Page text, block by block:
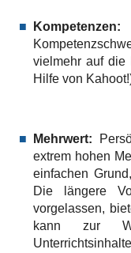
vielmehr auf die
Hilfe von
Mehrwert:
extrem hohen
einfachen
Die längere
vorgelassen,
kann zur